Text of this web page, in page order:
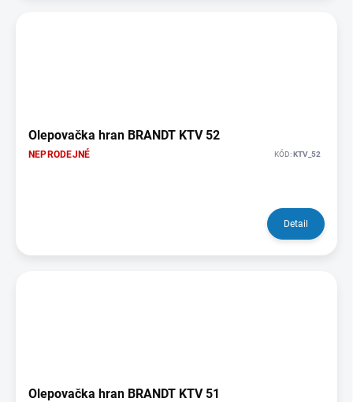
Olepovačka hran BRANDT KTV 52
NEPRODEJNÉ KÓD:KTV_52
Detail
Olepovačka hran BRANDT KTV 51